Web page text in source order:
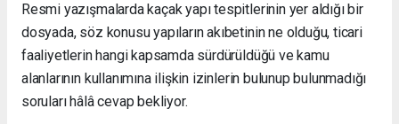
Resmi yazışmalarda kaçak yapı tespitlerinin yer aldığı bir
dosyada, söz konusu yapıların akıbetinin ne olduğu, ticari
faaliyetlerin hangi kapsamda sürdürüldüğü ve kamu
alanlarının kullanımına ilişkin izinlerin bulunup bulunmadığı
soruları hâlâ cevap bekliyor.